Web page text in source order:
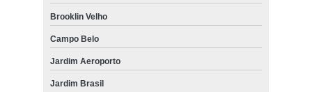
Brooklin Velho
Campo Belo
Jardim Aeroporto
Jardim Brasil